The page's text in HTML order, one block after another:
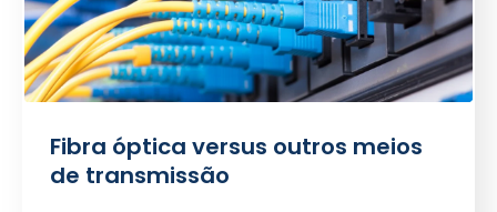
Fibra óptica versus outros meios
de transmissão